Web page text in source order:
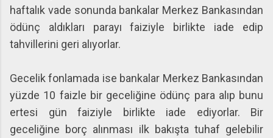
haftalık vade sonunda bankalar Merkez Bankasından
ödünç aldıkları parayı faiziyle birlikte iade edip
tahvillerini geri alıyorlar.
Gecelik fonlamada ise bankalar Merkez Bankasından
yüzde 10 faizle bir geceliğine ödünç para alıp bunu
ertesi gün faiziyle birlikte iade ediyorlar. Bir
geceliğine borç alınması ilk bakışta tuhaf gelebilir